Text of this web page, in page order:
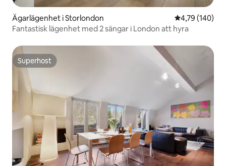
Ägarlägenhet i Storlondon 4,79 av 5 i
4,79 (140)
Fantastisk lägenhet med 2 sängar i London att hyra
Superhost
Superhost